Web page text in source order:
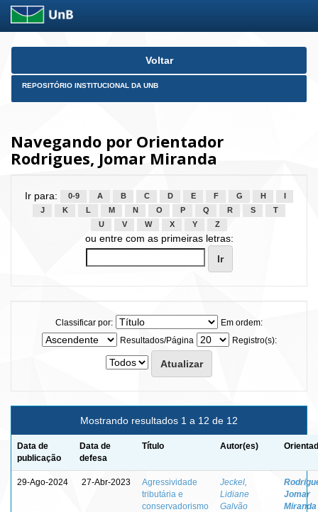
Skip
Voltar
REPOSITÓRIO INSTITUCIONAL DA UNB
Navegando por Orientador
Rodrigues, Jomar Miranda
Ir para: 0-9 A B C D E F G H
J
K L M N O P Q R S
T
U
V W X Y Z
ou entre com as primeiras letras:
Classificar por:
Em ordem:
Resultados/Página
Registro(s):
Mostrando resultados 1 a 12 de 12
Data de
publicação
Data de
defesa
Título Autor(es)
29-Ago-2024 27-Abr-2023
Agressividade
tributária e
conservadorismo
Jeckel,
Lidiane
Galvão
Jomar
Miranda